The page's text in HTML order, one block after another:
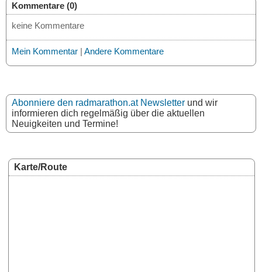
Karte/Route
Kommentare (0)
keine Kommentare
Mein Kommentar | Andere Kommentare
Abonniere den radmarathon.at Newsletter und wir
informieren dich regelmäßig über die aktuellen
Neuigkeiten und Termine!